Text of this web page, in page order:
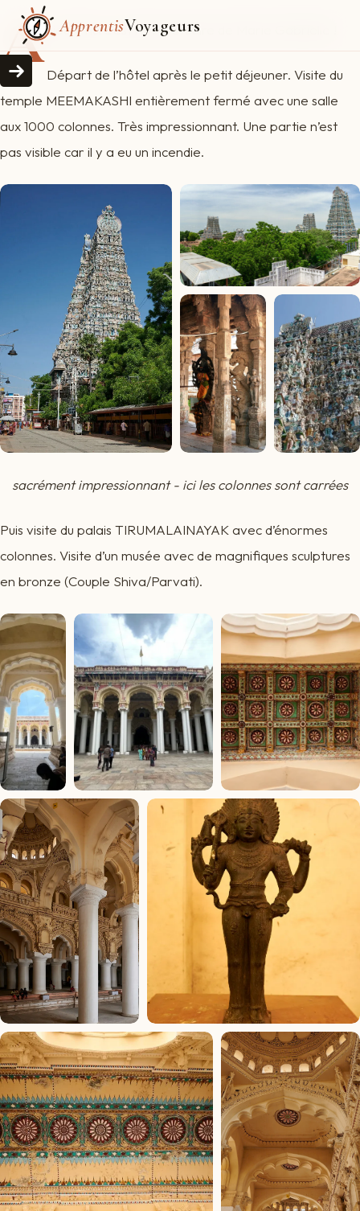
ApprentisVoyageurs
Aujourd'hui c'est l'anniversaire de Marie Gabrielle !
Départ de l’hôtel après le petit déjeuner. Visite du
temple MEEMAKASHI entièrement fermé avec une salle
aux 1000 colonnes. Très impressionnant. Une partie n’est
pas visible car il y a eu un incendie.
sacrément impressionnant - ici les colonnes sont carrées
Puis visite du palais TIRUMALAINAYAK avec d’énormes
colonnes. Visite d’un musée avec de magnifiques sculptures
en bronze (Couple Shiva/Parvati).